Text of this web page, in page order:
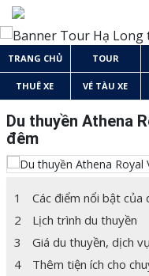
TRANG CHỦ TOUR
THUÊ XE VÉ TÀU XE
Du thuyền Athena
đêm
1
Các điểm nổi bật của
2
Lịch trình du thuyền
3
Giá du thuyền, dịch
4
Thêm tiện ích cho